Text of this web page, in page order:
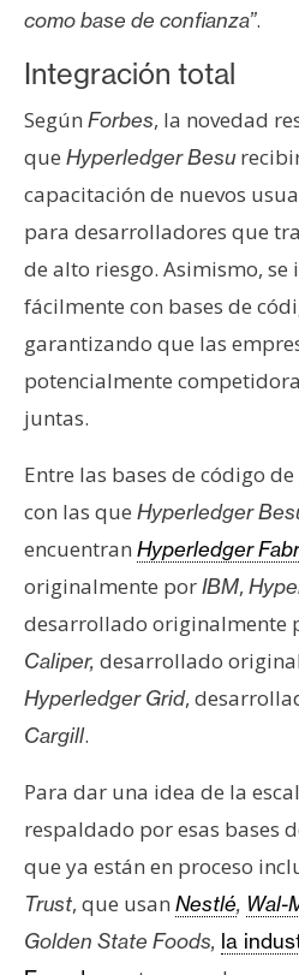
o
a
s
e
P
r
e
s
a
e
a
s
R
e
c
s
o
C
como base de confianza”.
Integración total
Según Forbes, la novedad
que Hyperledger Besu
capacitación de nuevos
para desarrolladores que
de alto riesgo. Asimismo, se
fácilmente con bases de
garantizando que las
potencialmente
juntas.
Entre las bases de código de
con las que Hyperledger
encuentran Hyperledger
originalmente porIBM,
desarrollado originalmente
Caliper, desarrollado
Hyperledger Grid,
Cargill.
Para dar una idea de la
respaldado por esas bases
que ya están en proceso
Trust, que usan Nestlé, Wal-
Golden State Foods, la